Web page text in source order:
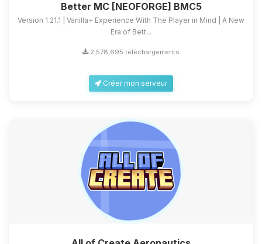
Better MC [NEOFORGE] BMC5
Version 1.21.1 | Vanilla+ Experience With The Player in Mind | A New
Era of Bett...
2,578,695 téléchargements
Créer mon serveur